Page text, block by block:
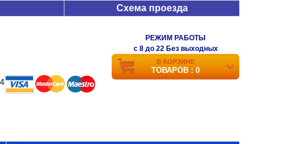
Схема проезда
РЕЖИМ РАБОТЫ
c 8 до 22 Без выходных
В КОРЗИНЕ
ТОВАРОВ : 0